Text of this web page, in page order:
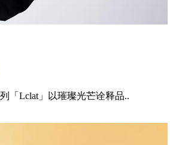
「Lclat」以璀璨光芒诠释品..